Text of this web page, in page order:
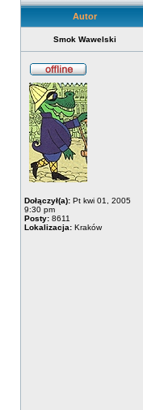
Autor
Smok Wawelski
Dołączył(a): Pt kwi 01, 2005
9:30 pm
Posty: 8611
Lokalizacja: Kraków